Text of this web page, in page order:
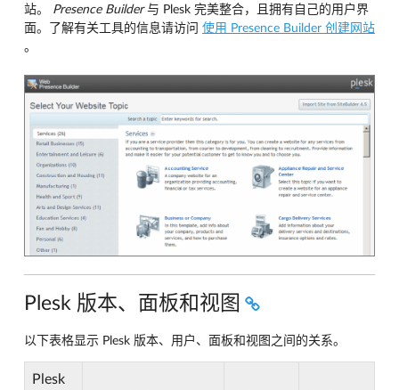
站。 Presence Builder与 Plesk 完美整合，且拥有自己的用户界
面。了解有关工具的信息请访问 使用 Presence Builder 创建网站
。
Plesk 版本、面板和视图
以下表格显示 Plesk 版本、用户、面板和视图之间的关系。
Plesk